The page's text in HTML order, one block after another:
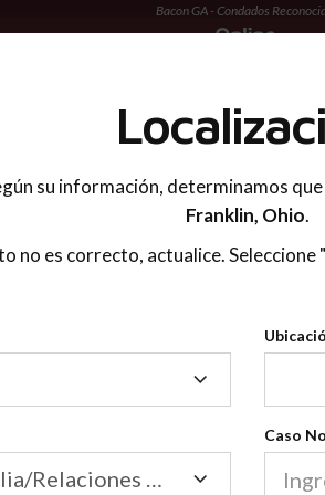
Bacon GA - Condados
Condados
2600
Condados
2600
Las
su información, determinamos
Franklin, Ohio.
no es correcto, actualice.
Tribunal de Familia/Relaciones Domésticas
Caso